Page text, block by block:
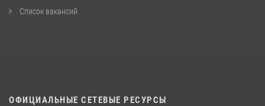
Список вакансий
ОФИЦИАЛЬНЫЕ СЕТЕВЫЕ РЕСУРСЫ